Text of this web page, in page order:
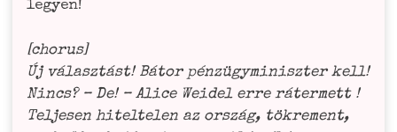
legyen!
[cho­rus]
Új válasz­tást! Bátor pén­zü­gy­mi­nisz­ter kell!
Nincs? – De! – Ali­ce Wei­del erre ráter­mett !
Tel­je­sen hitel­te­len az ország, tökre­ment,